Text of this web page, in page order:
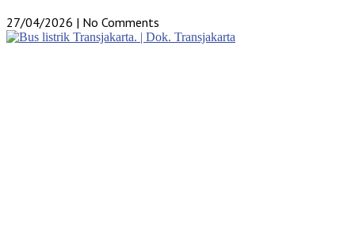
27/04/2026 No Comments